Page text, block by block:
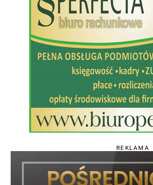
REKLAMA